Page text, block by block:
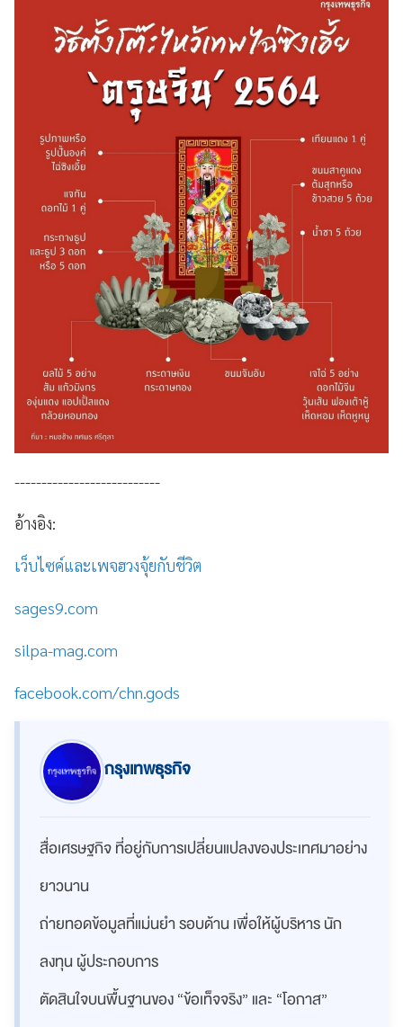
---------------------------
อ้างอิง:
เว็บไซค์และเพจฮวงจุ้ยกับชีวิต
sages9.com
silpa-mag.com
facebook.com/chn.gods
กรุงเทพธุรกิจ
สื่อเศรษฐกิจ ที่อยู่กับการเปลี่ยนแปลงของประเทศมาอย่าง
ยาวนาน
ถ่ายทอดข้อมูลที่แม่นยำ รอบด้าน เพื่อให้ผู้บริหาร นัก
ลงทุน ผู้ประกอบการ
ตัดสินใจบนพื้นฐานของ “ข้อเท็จจริง” และ “โอกาส”